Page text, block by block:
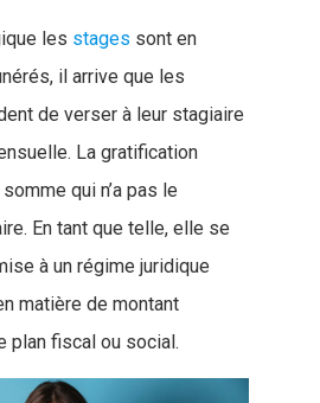
les stages sont en
il arrive que les
de verser à leur stagiaire
La gratification
qui n’a pas le
En tant que telle, elle se
à un régime juridique
matière de montant
plan fiscal ou social.